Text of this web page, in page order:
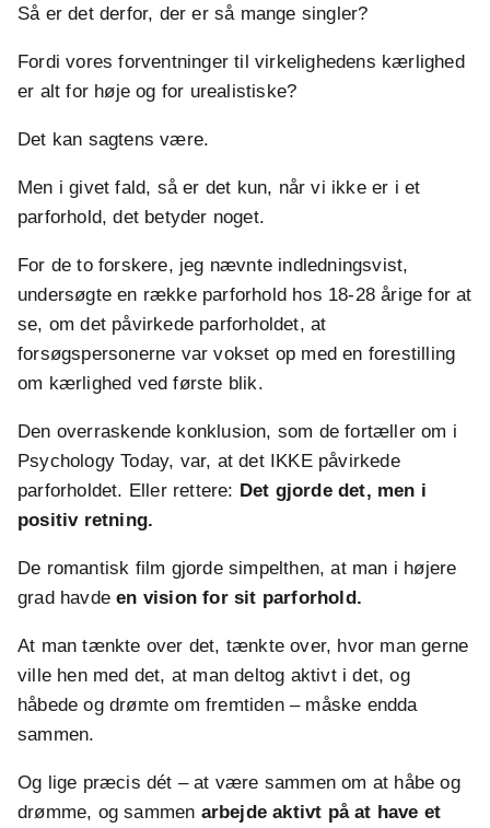
Så er det derfor, der er så mange singler?
Fordi vores forventninger til virkelighedens kærlighed
er alt for høje og for urealistiske?
Det kan sagtens være.
Men i givet fald, så er det kun, når vi ikke er i et
parforhold, det betyder noget.
For de to forskere, jeg nævnte indledningsvist,
undersøgte en række parforhold hos 18-28 årige for at
se, om det påvirkede parforholdet, at
forsøgspersonerne var vokset op med en forestilling
om kærlighed ved første blik.
Den overraskende konklusion, som de fortæller om i
Psychology Today, var, at det IKKE påvirkede
parforholdet. Eller rettere: Det gjorde det, men i
positiv retning.
De romantisk film gjorde simpelthen, at man i højere
grad havdeen vision for sit parforhold.
At man tænkte over det, tænkte over, hvor man gerne
ville hen med det, at man deltog aktivt i det, og
håbede og drømte om fremtiden – måske endda
sammen.
Og lige præcis dét – at være sammen om at håbe og
drømme, og sammen arbejde aktivt på at have et